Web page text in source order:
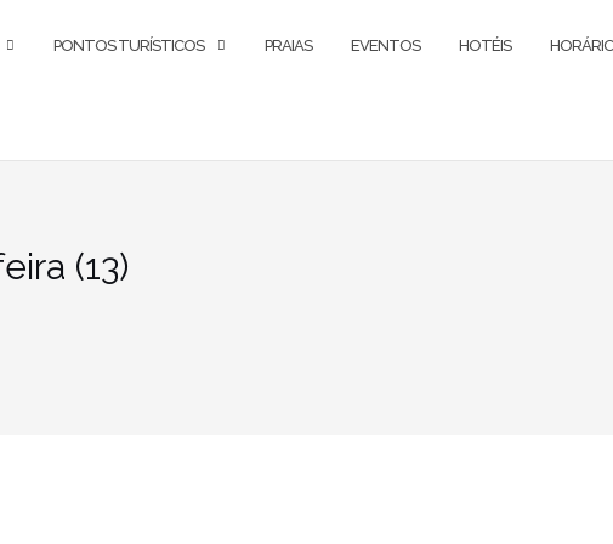
PONTOS TURÍSTICOS PRAIAS EVENTOS HOTÉIS
(13)